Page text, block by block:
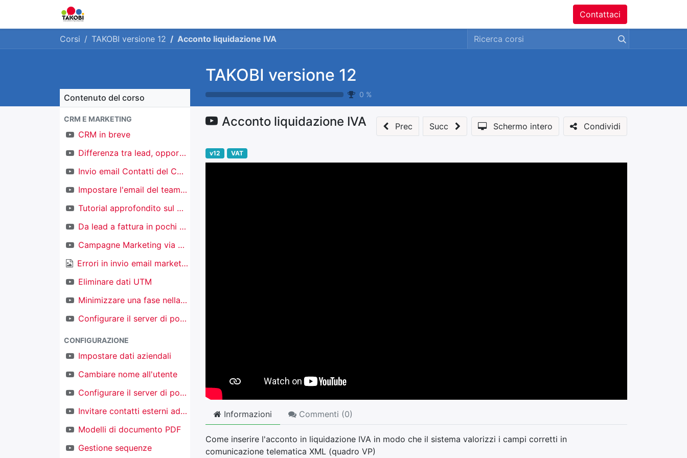
Contattaci
Corsi TAKOBI versione 12 Acconto liquidazione IVA
TAKOBI versione 12
0 %
Contenuto del corso
CRM E MARKETING
CRM in breve
Differenza tra lead, opportunità e contatti
Invio email Contatti del CRM
Impostare l'email del team di vendita
Tutorial approfondito sul CRM
Da lead a fattura in pochi click
Campagne Marketing via email
Errori in invio email marketing
Eliminare dati UTM
Minimizzare una fase nella kanban nel CRM
Configurare il server di posta in ingresso per creare nuovi oggetti
CONFIGURAZIONE
Impostare dati aziendali
Cambiare nome all'utente
Configurare il server di posta in uscita
Invitare contatti esterni ad accedere al proprio TAKOBI
Modelli di documento PDF
Gestione sequenze
Acconto liquidazione IVA Prec Succ Schermo intero Condividi
v12 VAT
Informazioni Commenti (0)
Come inserire l'acconto in liquidazione IVA in modo che il sistema valorizzi i campi corretti in
comunicazione telematica XML (quadro VP)